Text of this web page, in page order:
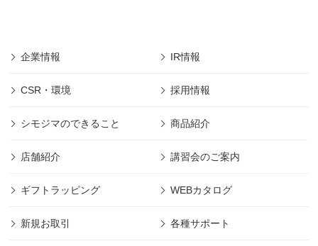
報の保護に細心の注意を払うものとします。
供されるサービスのみであります。
■本規約に明記された場合を除き、目的以外の利用
■本規約に明記された場合を除き、第三者への開示
■その他本規約に規定された方法での適切な管理を
■「株式会社シモジマ」は利用者の許可なくして、
企業情報 IR情報
CSR・環境 採用情報
シモジマのできること 商品紹介
店舗紹介 講習会のご案内
ギフトラッピング WEBカタログ
新規お取引 各種サポート